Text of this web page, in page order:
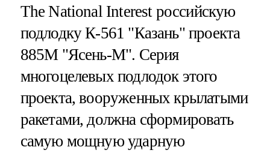
The National Interest российскую
подлодку К-561 "Казань" проекта
885М "Ясень-М". Серия
многоцелевых подлодок этого
проекта, вооруженных крылатыми
ракетами, должна сформировать
самую мощную ударную